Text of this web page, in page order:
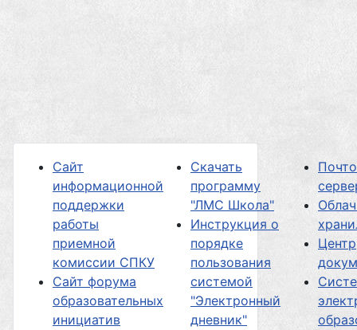
Сайт
информационной
поддержки
работы
приемной
комиссии СПКУ
Сайт форума
образовательных
инициатив
Скачать
программу
"ЛМС Школа"
Инструкция о
порядке
пользования
системой
"Электронный
дневник"
Центр